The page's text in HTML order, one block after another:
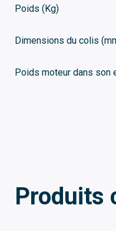
Poids (Kg)
Dimensions du colis
Poids moteur dans son
Produits